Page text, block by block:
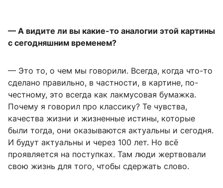
— А видите ли вы какие-то аналогии этой картины
с сегодняшним временем?
— Это то, о чем мы говорили. Всегда, когда что-то
сделано правильно, в частности, в картине, по-
честному, это всегда как лакмусовая бумажка.
Почему я говорил про классику? Те чувства,
качества жизни и жизненные истины, которые
были тогда, они оказываются актуальны и сегодня.
И будут актуальны и через 100 лет. Но всё
проявляется на поступках. Там люди жертвовали
свою жизнь для того, чтобы сдержать слово.